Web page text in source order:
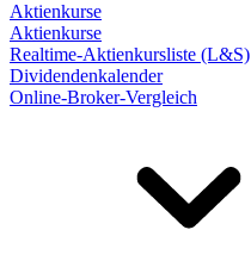
Aktienkurse
Aktienkurse
Realtime-Aktienkursliste (L&S)
Dividendenkalender
Online-Broker-Vergleich